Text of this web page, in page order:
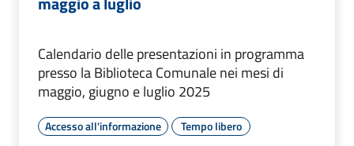
Calendario delle presentazioni in programma
presso la Biblioteca Comunale nei mesi di
maggio, giugno e luglio 2025
Accesso all'informazione Tempo libero